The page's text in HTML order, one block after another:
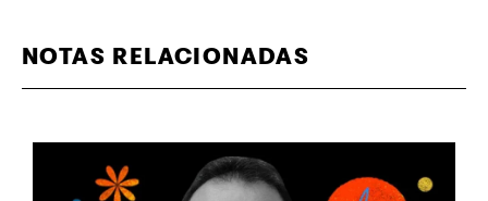
NOTAS RELACIONADAS